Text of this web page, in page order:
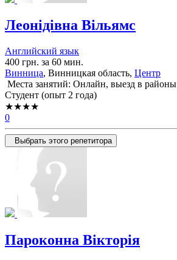
Леонідівна Вільямс
Английский язык
400 грн. за 60 мин.
Винница, Винницкая область, Центр
Места занятий: Онлайн, выезд в районы
Cтудент (опыт 2 года)
★★★★
0
Выбрать этого репетитора
Пароконна Вікторія